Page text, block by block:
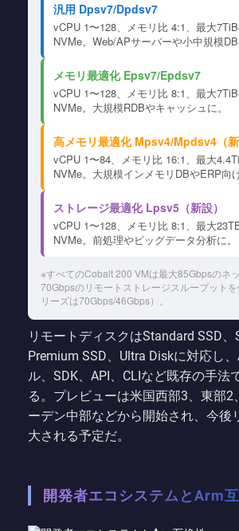
汎用 Dpsv7/Dpdsv7
vCPU 1〜128、メモリ比 4:1、最大
NVMe。Web/APサーバーや小中規模DB
メモリ最適化 Epsv7/Epdsv7
vCPU 1〜128、メモリ比 8:1、最大
NVMe。大規模RDBやキャッシュに。
高メモリ最適化 Mpsv4/Mpdsv4（新
vCPU 1〜84、メモリ比 16:1、最大
NVMe。大規模インメモリDBやERP向け
ストレージ最適化 Lpsv5（新設）
vCPU 1〜128、メモリ比 8:1、最大
NVMe。前処理やビッグデータ分析に。
※すべてのCobalt 200 VMは最大85Gbpsのネ
70Gbpsのリモートストレージスループット
リーズは70Gbps/46Gbps）。
リモートディスクはStandard SSD、
Premium SSD、Ultra Diskに対応し
ル、SDK、API、CLIなど既存の手法
る。プレビューは米国西部3、東部2
ーデン中部などから開始され、今後
大される予定だ。
開発者エコシステムとArm